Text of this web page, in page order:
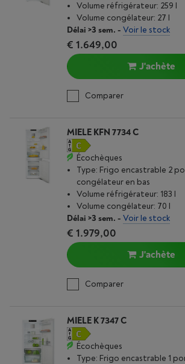
Volume réfrigérateur: 259 l
Volume congélateur: 27 l
Délai >3 sem. - Voir le stock
€ 1.649,00
J'achète
Comparer
MIELE KFN 7734 C
Écochèques
Type: Frigo encastrable 2
congélateur en bas
Volume réfrigérateur: 183 l
Volume congélateur: 70 l
Délai >3 sem. - Voir le stock
€ 1.979,00
J'achète
Comparer
MIELE K 7347 C
Écochèques
Type: Frigo encastrable 1